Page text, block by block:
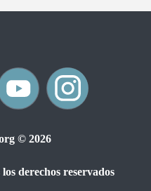
© 2026
los derechos reservados
Y
o
u
I
s